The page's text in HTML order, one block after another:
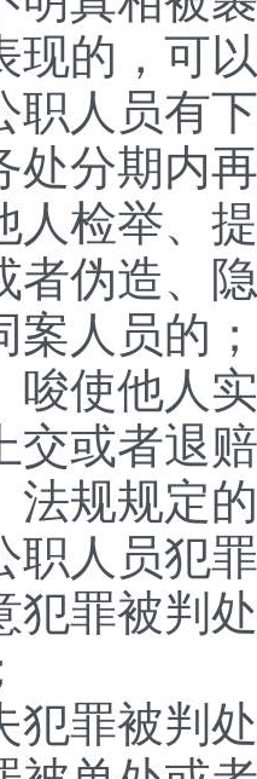
现的，可
人员有
处分期内
人检举、
者伪造、
案人员的；
唆使他人
交或者退
法规规定
人员犯
犯罪被判
犯罪被判